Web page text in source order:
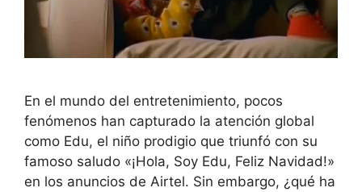
En el mundo del entretenimiento, pocos
fenómenos han capturado la atención global
como Edu, el niño prodigio que triunfó con su
famoso saludo «¡Hola, Soy Edu, Feliz Navidad!»
en los anuncios de Airtel. Sin embargo, ¿qué ha